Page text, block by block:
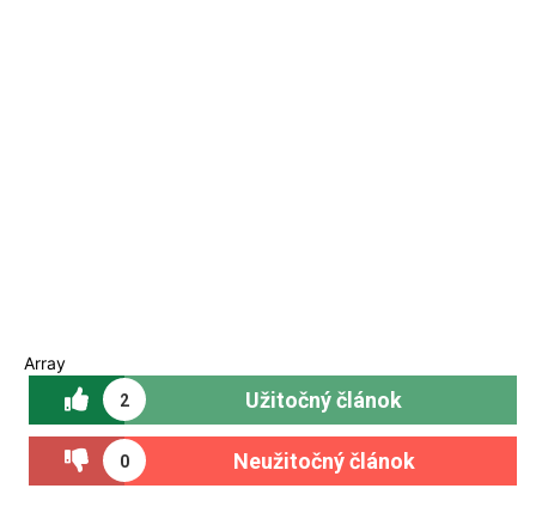
Array
2 Užitočný článok
0 Neužitočný článok